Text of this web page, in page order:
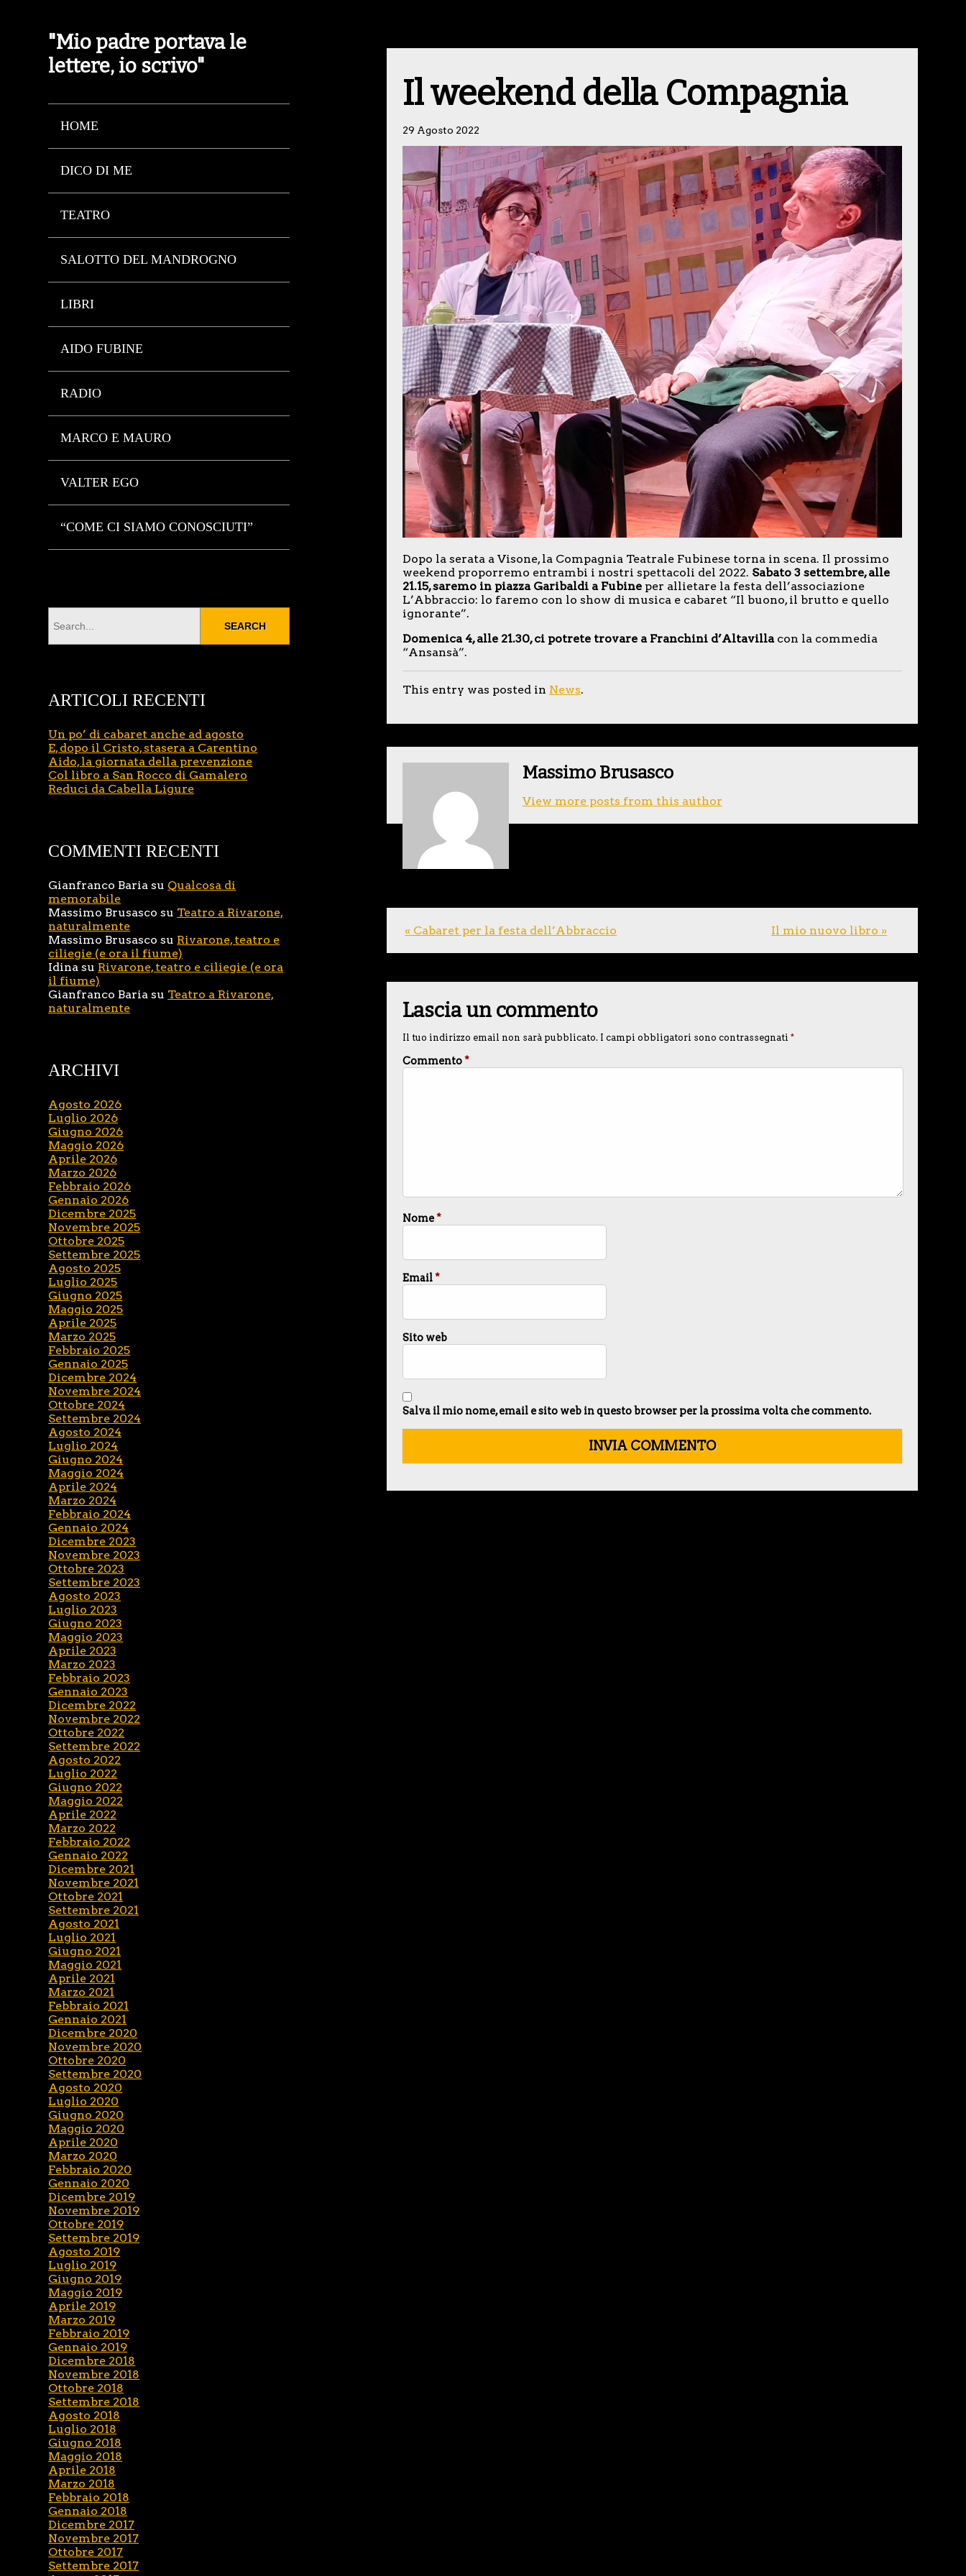
"Mio padre portava le
lettere, io scrivo"
HOME
DICO DI ME
TEATRO
SALOTTO DEL MANDROGNO
LIBRI
AIDO FUBINE
RADIO
MARCO E MAURO
VALTER EGO
“COME CI SIAMO CONOSCIUTI”
Il weekend della Compagnia
29 Agosto 2022
Dopo la serata a Visone, la Compagnia Teatrale Fubinese torna in scena. Il prossimo
weekend proporremo entrambi i nostri spettacoli del 2022. Sabato 3 settembre, alle
21.15, saremo in piazza Garibaldi a Fubineper allietare la festa dell’associazione
L’Abbraccio: lo faremo con lo show di musica e cabaret “Il buono, il brutto e quello
ignorante”.
Domenica 4, alle 21.30, ci potrete trovare a Franchini d’Altavillacon la commedia
“Ansansà”.
This entry was posted in News.
Massimo Brusasco
View more posts from this author
« Cabaret per la festa dell’Abbraccio Il mio nuovo libro »
Lascia un commento
Il tuo indirizzo email non sarà pubblicato. I campi obbligatori sono contrassegnati *
Commento*
Nome*
Email*
Sito web
Salva il mio nome, email e sito web in questo browser per la prossima volta che commento.
ARTICOLI RECENTI
Un po’ di cabaret anche ad agosto
E, dopo il Cristo, stasera a Carentino
Aido, la giornata della prevenzione
Col libro a San Rocco di Gamalero
Reduci da Cabella Ligure
COMMENTI RECENTI
Gianfranco Baria su Qualcosa di
memorabile
Massimo Brusasco su Teatro a Rivarone,
naturalmente
Massimo Brusasco su Rivarone, teatro e
ciliegie (e ora il fiume)
Idina su Rivarone, teatro e ciliegie (e ora
il fiume)
Gianfranco Baria su Teatro a Rivarone,
naturalmente
ARCHIVI
Agosto 2026
Luglio 2026
Giugno 2026
Maggio 2026
Aprile 2026
Marzo 2026
Febbraio 2026
Gennaio 2026
Dicembre 2025
Novembre 2025
Ottobre 2025
Settembre 2025
Agosto 2025
Luglio 2025
Giugno 2025
Maggio 2025
Aprile 2025
Marzo 2025
Febbraio 2025
Gennaio 2025
Dicembre 2024
Novembre 2024
Ottobre 2024
Settembre 2024
Agosto 2024
Luglio 2024
Giugno 2024
Maggio 2024
Aprile 2024
Marzo 2024
Febbraio 2024
Gennaio 2024
Dicembre 2023
Novembre 2023
Ottobre 2023
Settembre 2023
Agosto 2023
Luglio 2023
Giugno 2023
Maggio 2023
Aprile 2023
Marzo 2023
Febbraio 2023
Gennaio 2023
Dicembre 2022
Novembre 2022
Ottobre 2022
Settembre 2022
Agosto 2022
Luglio 2022
Giugno 2022
Maggio 2022
Aprile 2022
Marzo 2022
Febbraio 2022
Gennaio 2022
Dicembre 2021
Novembre 2021
Ottobre 2021
Settembre 2021
Agosto 2021
Luglio 2021
Giugno 2021
Maggio 2021
Aprile 2021
Marzo 2021
Febbraio 2021
Gennaio 2021
Dicembre 2020
Novembre 2020
Ottobre 2020
Settembre 2020
Agosto 2020
Luglio 2020
Giugno 2020
Maggio 2020
Aprile 2020
Marzo 2020
Febbraio 2020
Gennaio 2020
Dicembre 2019
Novembre 2019
Ottobre 2019
Settembre 2019
Agosto 2019
Luglio 2019
Giugno 2019
Maggio 2019
Aprile 2019
Marzo 2019
Febbraio 2019
Gennaio 2019
Dicembre 2018
Novembre 2018
Ottobre 2018
Settembre 2018
Agosto 2018
Luglio 2018
Giugno 2018
Maggio 2018
Aprile 2018
Marzo 2018
Febbraio 2018
Gennaio 2018
Dicembre 2017
Novembre 2017
Ottobre 2017
Settembre 2017